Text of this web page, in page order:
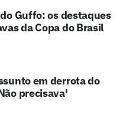
Guffo: os destaques
da Copa do Brasil
em derrota do
precisava'